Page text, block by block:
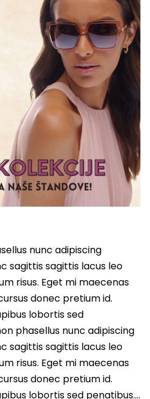
nunc adipiscing
sagittis sagittis lacus leo
risus. Eget mi maecenas
donec pretium id.
lobortis sed
phasellus nunc adipiscing
sagittis sagittis lacus leo
risus. Eget mi maecenas
donec pretium id.
lobortis sed penatibus….